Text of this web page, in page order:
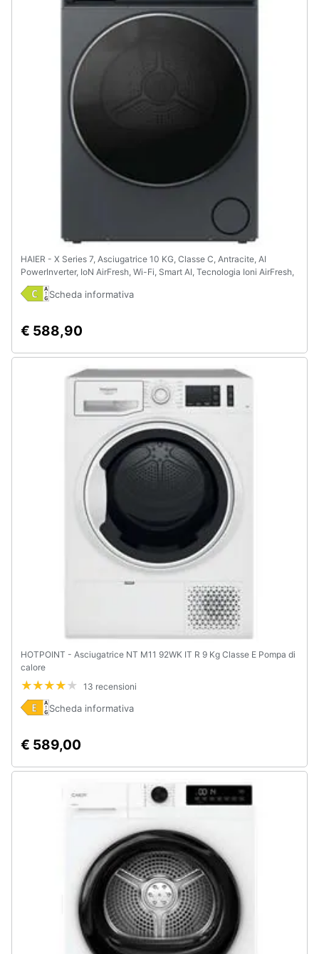
HAIER - X Series 7, Asciugatrice 10 KG, Classe C, Antracite, AI
PowerInverter, IoN AirFresh, Wi-Fi, Smart AI, Tecnologia Ioni AirFresh,
HD100-C367GU1-IT
Scheda informativa
€ 588,90
HOTPOINT - Asciugatrice NT M11 92WK IT R 9 Kg Classe E Pompa di
calore
13 recensioni
Scheda informativa
€ 589,00